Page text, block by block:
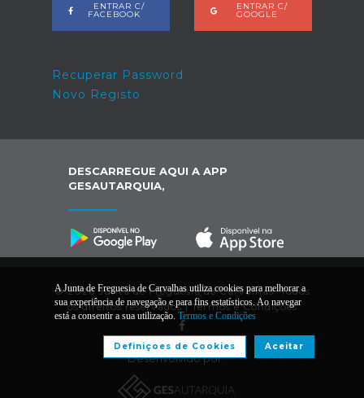
ENTRAR C/
FACEBOOK
ENTRAR C/
GOOGLE
Recuperar Password
Novo Registo
DESCARREGUE AQUI A APP
GESAUTARQUIA,
© 2026 Junta de Freguesia de Carvalhas. Todos
os direitos reservados |Termos e Condições
Desenvolvido por:
A Junta de Freguesia de Carvalhas utiliza cookies para melhorar a
sua experiência de navegação e para fins estatísticos. Ao navegar
está a consentir a sua utilização. Termos e Condições
Aceitar
Definiçoes de Cookies